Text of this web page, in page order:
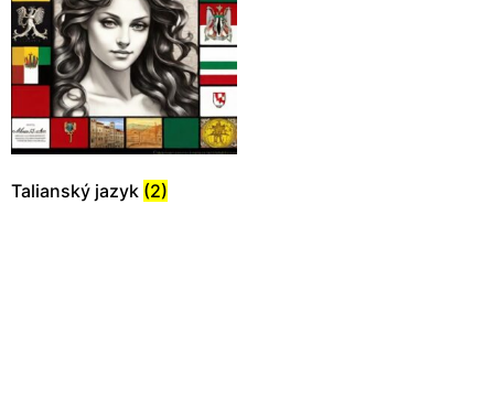
Talianský jazyk (2)